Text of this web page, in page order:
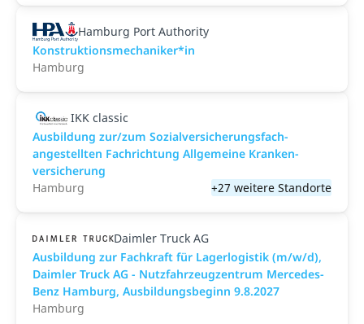
Hamburg Port Authority
Konstruktionsmechaniker*in
Hamburg
IKK classic
Aus­bild­ung zur/zum Sozial­versicher­ungs­fach­
angestellten­ Fach­richtung All­gemeine Kranken­
versicher­ung
Hamburg
+27 weitere Standorte
Daimler Truck AG
Ausbildung zur Fachkraft für Lagerlogistik (m/w/d),
Daimler Truck AG - Nutzfahrzeugzentrum Mercedes-
Benz Hamburg, Ausbildungsbeginn 9.8.2027
Hamburg